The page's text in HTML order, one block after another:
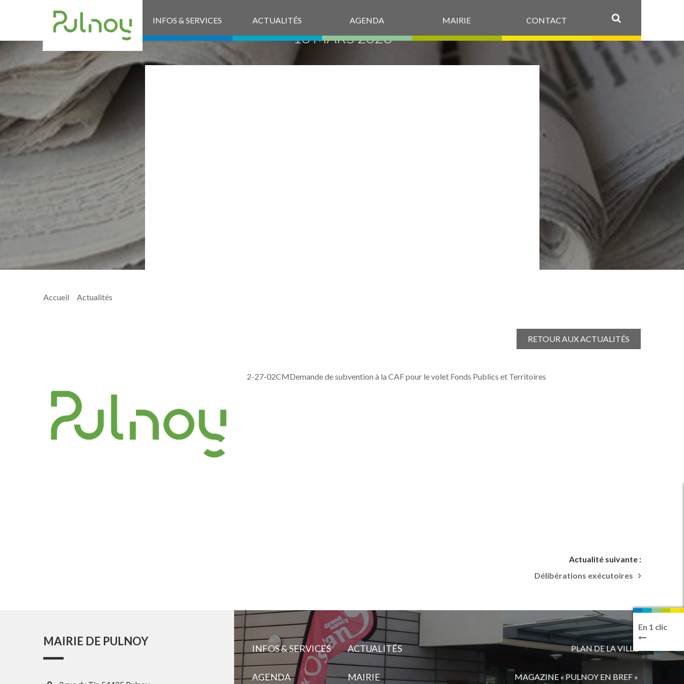
INFOS & SERVICES ACTUALITÉS AGENDA MAIRIE CONTACT
13 MARS 2023
Accueil Actualités
RETOUR AUX ACTUALITÉS
2-27-02CMDemande de subvention à la CAF pour le volet Fonds Publics et Territoires
Actualité suivante :
Délibérations exécutoires
En 1 clic
MAIRIE DE PULNOY
INFOS & SERVICES ACTUALITÉS
AGENDA MAIRIE
PLAN DE LA VILLE
MAGAZINE « PULNOY EN BREF »